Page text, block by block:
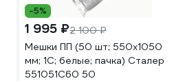
-5%
1 995 ₽2 100 ₽
Мешки ПП (50 шт; 550х1050
мм; 1С; белые; пачка) Сталер
551051С60 50